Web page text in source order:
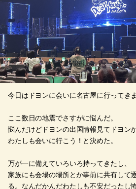
今日はドヨンに会いに名古屋に行ってきま
ここ数日の地震でさすがに悩んだ。
悩んだけどドヨンの出国情報見てドヨン
わたしも会いに行こう！と決めた。
万が一に備えていろいろ持ってきたし、
家族にも会場の場所とか事前に共有して
る。なんだかんだわたしも不安だったし